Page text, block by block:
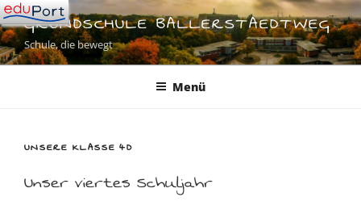
Zum
Inhalt
springen
GRUNDSCHULE BALLERSTAEDTWEG
Schule, die bewegt
Menü
UNSERE KLASSE 4D
Unser viertes Schuljahr